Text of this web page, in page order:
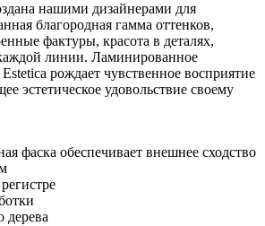
нашими дизайнерами для
благородная гамма оттенков,
фактуры, красота в деталях,
линии. Ламинированное
рождает чувственное восприятие
эстетическое удовольствие своему
фаска обеспечивает внешнее сходство
дерева